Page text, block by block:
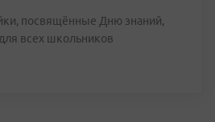
посвящённые Дню знаний,
всех школьников